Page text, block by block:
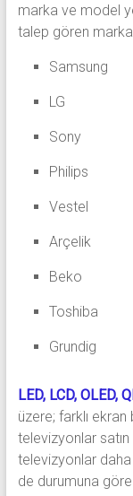
marka ve model
talep gören
Samsung
LG
Sony
Philips
Vestel
Arçelik
Beko
Toshiba
Grundig
LED, LCD, OLED,
üzere; farklı
televizyonlar satın
televizyonlar daha
de durumuna